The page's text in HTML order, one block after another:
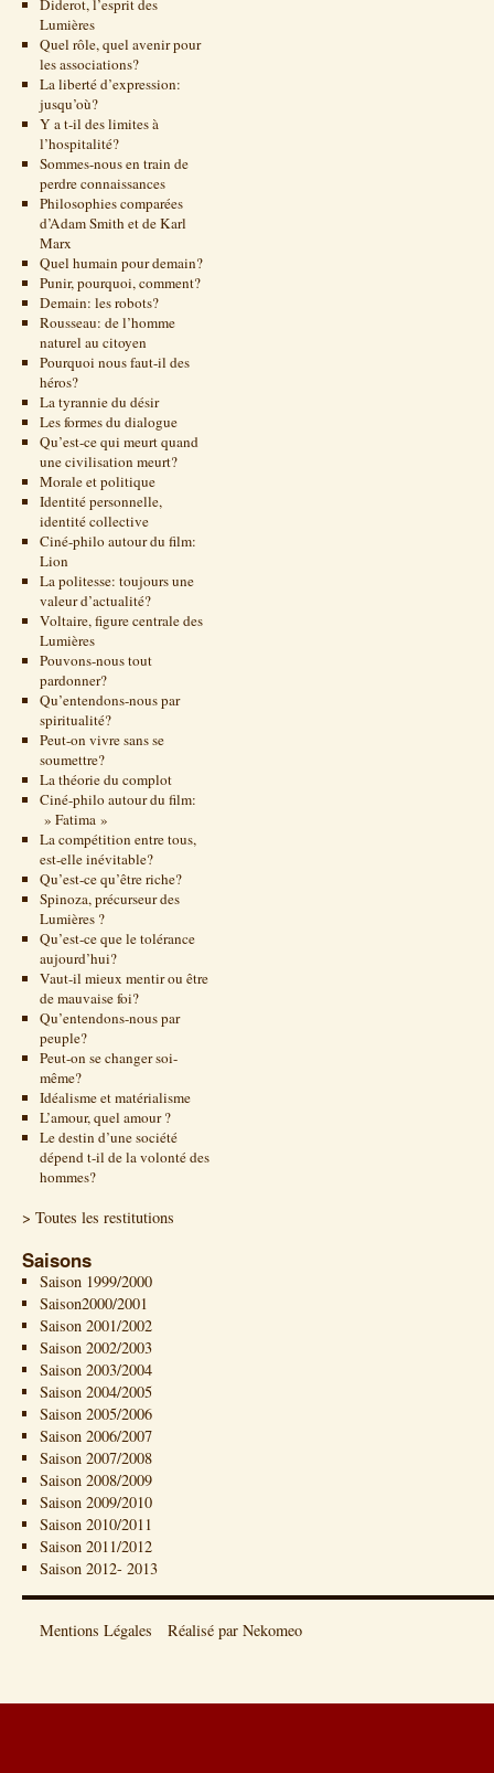
Diderot, l’esprit des
Lumières
Quel rôle, quel avenir pour
les associations?
La liberté d’expression:
jusqu’où?
Y a t-il des limites à
l’hospitalité?
Sommes-nous en train de
perdre connaissances
Philosophies comparées
d’Adam Smith et de Karl
Marx
Quel humain pour demain?
Punir, pourquoi, comment?
Demain: les robots?
Rousseau: de l’homme
naturel au citoyen
Pourquoi nous faut-il des
héros?
La tyrannie du désir
Les formes du dialogue
Qu’est-ce qui meurt quand
une civilisation meurt?
Morale et politique
Identité personnelle,
identité collective
Ciné-philo autour du film:
Lion
La politesse: toujours une
valeur d’actualité?
Voltaire, figure centrale des
Lumières
Pouvons-nous tout
pardonner?
Qu’entendons-nous par
spiritualité?
Peut-on vivre sans se
soumettre?
La théorie du complot
Ciné-philo autour du film:
» Fatima »
La compétition entre tous,
est-elle inévitable?
Qu’est-ce qu’être riche?
Spinoza, précurseur des
Lumières ?
Qu’est-ce que le tolérance
aujourd’hui?
Vaut-il mieux mentir ou être
de mauvaise foi?
Qu’entendons-nous par
peuple?
Peut-on se changer soi-
même?
Idéalisme et matérialisme
L’amour, quel amour ?
Le destin d’une société
dépend t-il de la volonté des
hommes?
> Toutes les restitutions
Saisons
Saison 1999/2000
Saison2000/2001
Saison 2001/2002
Saison 2002/2003
Saison 2003/2004
Saison 2004/2005
Saison 2005/2006
Saison 2006/2007
Saison 2007/2008
Saison 2008/2009
Saison 2009/2010
Saison 2010/2011
Saison 2011/2012
Saison 2012- 2013
Mentions Légales Réalisé par Nekomeo